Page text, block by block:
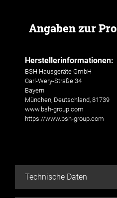
Angaben zur
Herstellerinformationen:
BSH Hausgeräte GmbH
Carl-Wery-Straße 34
Bayern
München, Deutschland, 81739
www.bsh-group.com
https://www.bsh-group.com
Technische Daten